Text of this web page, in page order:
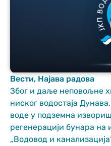
Вести, Најава радова
Због и даље неповољне
ниског водостаја
воде у подземна
регенерацији бунара
„Водовод и
Неопходно
These
cookies are
not optional.
They are
needed for
the website
to function.